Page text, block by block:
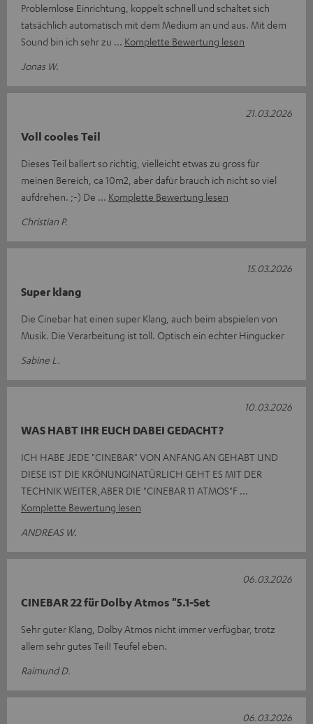
Problemlose Einrichtung, koppelt schnell und schaltet sich
tatsächlich automatisch mit dem Medium an und aus. Mit dem
Sound bin ich sehr zu
Komplette Bewertung lesen
Jonas W.
Voll cooles Teil
Dieses Teil ballert so richtig, vielleicht etwas zu gross für
meinen Bereich, ca 10m2, aber dafür brauch ich nicht so viel
aufdrehen. ;-) De
Komplette Bewertung lesen
Christian P.
21.03.2026
Super klang
Die Cinebar hat einen super Klang, auch beim abspielen von
Musik. Die Verarbeitung ist toll. Optisch ein echter Hingucker
Sabine L.
15.03.2026
WAS HABT IHR EUCH DABEI GEDACHT?
ICH HABE JEDE "CINEBAR" VON ANFANG AN GEHABT UND
DIESE IST DIE KRÖNUNG!NATÜRLICH GEHT ES MIT DER
TECHNIK WEITER,ABER DIE "CINEBAR 11 ATMOS"F
Komplette Bewertung lesen
ANDREAS W.
10.03.2026
CINEBAR 22 für Dolby Atmos "5.1-Set
Sehr guter Klang, Dolby Atmos nicht immer verfügbar, trotz
allem sehr gutes Teil! Teufel eben.
Raimund D.
06.03.2026
06.03.2026